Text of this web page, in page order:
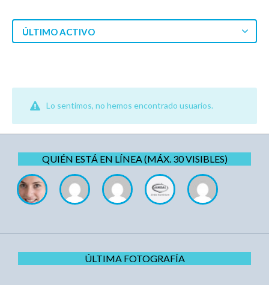
ÚLTIMO ACTIVO
Lo sentimos, no hemos encontrado usuarios.
QUIÉN ESTÁ EN LÍNEA (MÁX. 30 VISIBLES)
ÚLTIMA FOTOGRAFÍA